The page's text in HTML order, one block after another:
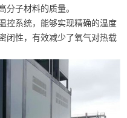
分子材料的质量。
控系统，能够实现精确的温度
闭性，有效减少了氧气对热载